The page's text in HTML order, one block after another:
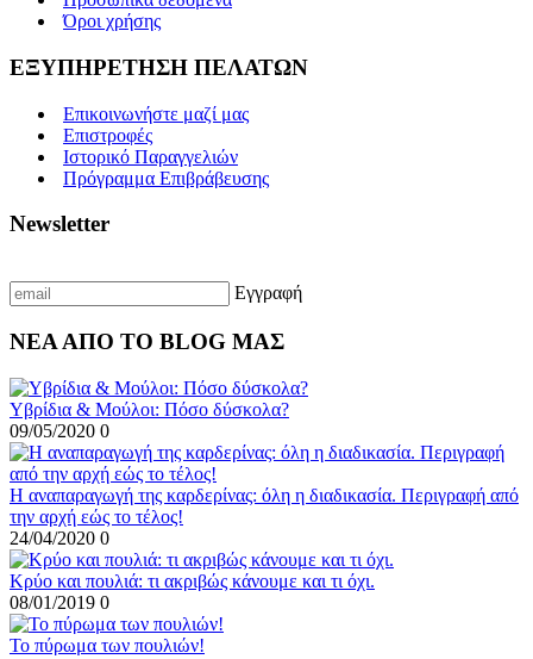
Όροι χρήσης
ΕΞΥΠΗΡΕΤΗΣΗ ΠΕΛΑΤΩΝ
Επικοινωνήστε μαζί μας
Επιστροφές
Ιστορικό Παραγγελιών
Πρόγραμμα Επιβράβευσης
Newsletter
Εγγραφή
ΝΕΑ ΑΠΟ ΤΟ BLOG ΜΑΣ
Υβρίδια & Μούλοι: Πόσο δύσκολα?
09/05/2020 0
Η αναπαραγωγή της καρδερίνας: όλη η διαδικασία. Περιγραφή από
την αρχή εώς το τέλος!
24/04/2020 0
Κρύο και πουλιά: τι ακριβώς κάνουμε και τι όχι.
08/01/2019 0
To πύρωμα των πουλιών!